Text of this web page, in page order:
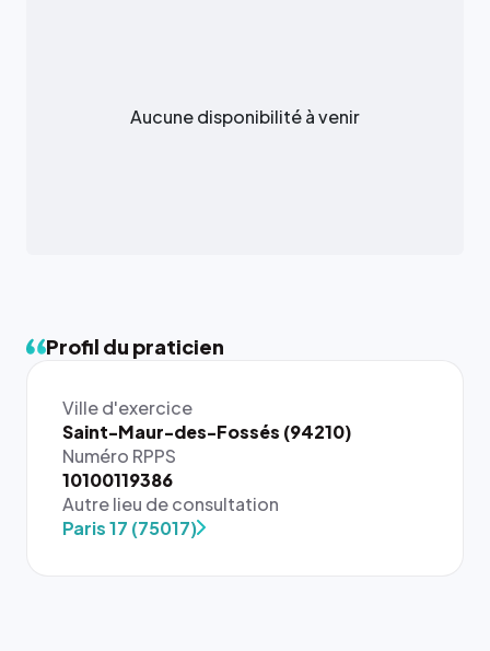
Aucune disponibilité à venir
Profil du praticien
Ville d'exercice
Saint-Maur-des-Fossés (94210)
Numéro RPPS
10100119386
Autre lieu de consultation
Paris 17 (75017)
{# 40×40
: la taille
rendue par
`.profile-